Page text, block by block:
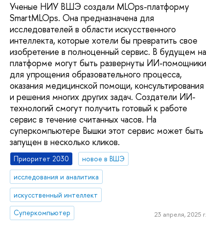
Ученые НИУ ВШЭ создали MLOps-платформу
SmartMLOps. Она предназначена для
исследователей в области искусственного
интеллекта, которые хотели бы превратить свое
изобретение в полноценный сервис. В будущем на
платформе могут быть развернуты ИИ-помощники
для упрощения образовательного процесса,
оказания медицинской помощи, консультирования
и решения многих других задач. Создатели ИИ-
технологий смогут получить готовый к работе
сервис в течение считанных часов. На
суперкомпьютере Вышки этот сервис может быть
запущен в несколько кликов.
Приоритет 2030
новое в ВШЭ
исследования и аналитика
искусственный интеллект
Суперкомпьютер
23 апреля, 2025 г.